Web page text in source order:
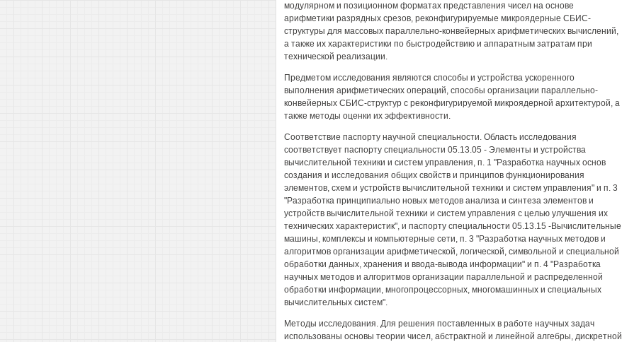
модулярном и позиционном форматах представления чисел на основе
арифметики разрядных срезов, реконфигурируемые микроядерные СБИС-
структуры для массовых параллельно-конвейерных арифметических вычислений,
а также их характеристики по быстродействию и аппаратным затратам при
технической реализации.
Предметом исследования являются способы и устройства ускоренного
выполнения арифметических операций, способы организации параллельно-
конвейерных СБИС-структур с реконфигурируемой микроядерной архитектурой, а
также методы оценки их эффективности.
Соответствие паспорту научной специальности. Область исследования
соответствует паспорту специальности 05.13.05 - Элементы и устройства
вычислительной техники и систем управления, п. 1 "Разработка научных основ
создания и исследования общих свойств и принципов функционирования
элементов, схем и устройств вычислительной техники и систем управления" и п. 3
"Разработка принципиально новых методов анализа и синтеза элементов и
устройств вычислительной техники и систем управления с целью улучшения их
технических характеристик", и паспорту специальности 05.13.15 -Вычислительные
машины, комплексы и компьютерные сети, п. 3 "Разработка научных методов и
алгоритмов организации арифметической, логической, символьной и специальной
обработки данных, хранения и ввода-вывода информации" и п. 4 "Разработка
научных методов и алгоритмов организации параллельной и распределенной
обработки информации, многопроцессорных, многомашинных и специальных
вычислительных систем".
Методы исследования. Для решения поставленных в работе научных задач
использованы основы теории чисел, абстрактной и линейной алгебры, дискретной